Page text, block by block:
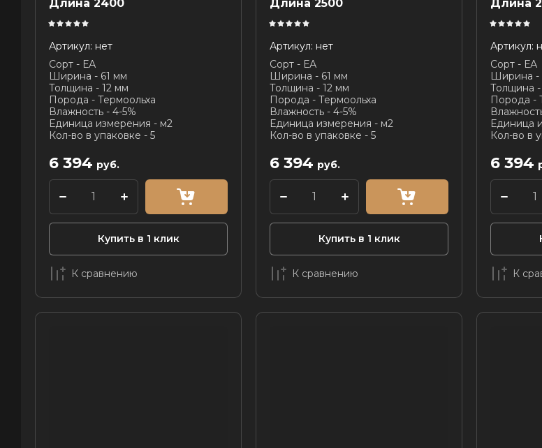
Длина 2400
Артикул: нет
Сорт - ЕА
Ширина - 61 мм
Толщина - 12 мм
Порода - Термоольха
Влажность - 4-5%
Единица измерения - м2
Кол-во в упаковке - 5
6 394 руб.
Купить в 1 клик
К сравнению
Длина 2500
Артикул: нет
Сорт - ЕА
Ширина - 61 мм
Толщина - 12 мм
Порода - Термоольха
Влажность - 4-5%
Единица измерения - м2
Кол-во в упаковке - 5
6 394 руб.
Купить в 1 клик
К сравнению
Длина
Артикул:
Сорт - ЕА
Ширина -
Толщина -
Порода -
Единица
Кол-во в
6 394
К